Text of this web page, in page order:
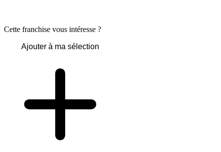
Cette franchise vous intéresse ?
Ajouter à ma sélection